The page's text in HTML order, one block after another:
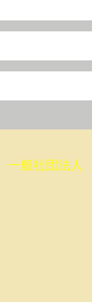
一般社団